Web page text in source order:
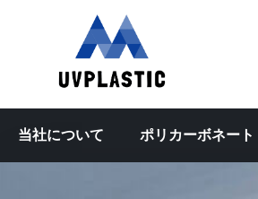
キ
当社について ポリカーボネート